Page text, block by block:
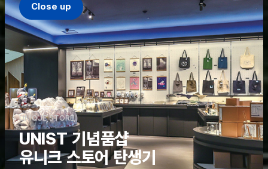
Close up
UNIQUE STORE
UNIST 기념품샵
유니크 스토어 탄생기